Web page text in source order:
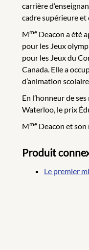
carrière
cadre supérieure et
Mme Deacon a été
pour les Jeux
pour les Jeux du
Canada. Elle a
d’animation
En l’honneur de
Waterloo, le prix
Mme Deacon et
Produit
Le premier